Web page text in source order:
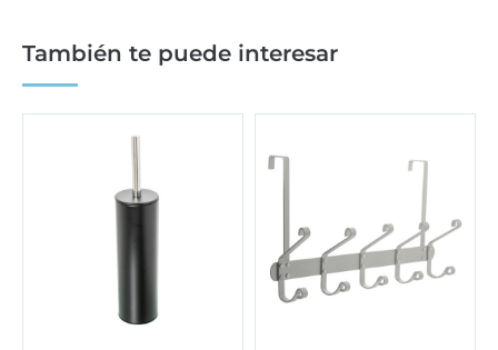
También te puede interesar